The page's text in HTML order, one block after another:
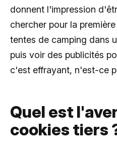
donnent l'impression
chercher pour la
tentes de camping dans
puis voir des publicités
c'est effrayant, n'est-ce
Quel est
cookies tiers